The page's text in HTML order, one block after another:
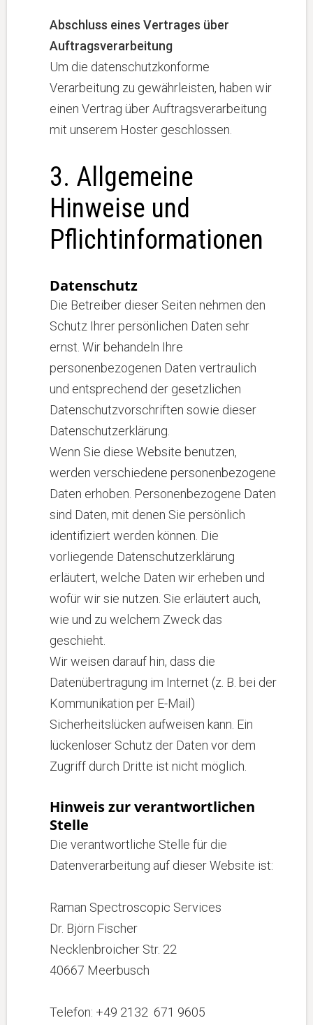
Abschluss eines Vertrages über
Auftragsverarbeitung
Um die datenschutzkonforme
Verarbeitung zu gewährleisten, haben wir
einen Vertrag über Auftragsverarbeitung
mit unserem Hoster geschlossen.
3. Allgemeine
Hinweise und
Pflichtinformationen
Datenschutz
Die Betreiber dieser Seiten nehmen den
Schutz Ihrer persönlichen Daten sehr
ernst. Wir behandeln Ihre
personenbezogenen Daten vertraulich
und entsprechend der gesetzlichen
Datenschutzvorschriften sowie dieser
Datenschutzerklärung.
Wenn Sie diese Website benutzen,
werden verschiedene personenbezogene
Daten erhoben. Personenbezogene Daten
sind Daten, mit denen Sie persönlich
identifiziert werden können. Die
vorliegende Datenschutzerklärung
erläutert, welche Daten wir erheben und
wofür wir sie nutzen. Sie erläutert auch,
wie und zu welchem Zweck das
geschieht.
Wir weisen darauf hin, dass die
Datenübertragung im Internet (z. B. bei der
Kommunikation per E-Mail)
Sicherheitslücken aufweisen kann. Ein
lückenloser Schutz der Daten vor dem
Zugriff durch Dritte ist nicht möglich.
Hinweis zur verantwortlichen
Stelle
Die verantwortliche Stelle für die
Datenverarbeitung auf dieser Website ist:
Raman Spectroscopic Services
Dr. Björn Fischer
Necklenbroicher Str. 22
40667 Meerbusch
Telefon: +49 2132 671 9605